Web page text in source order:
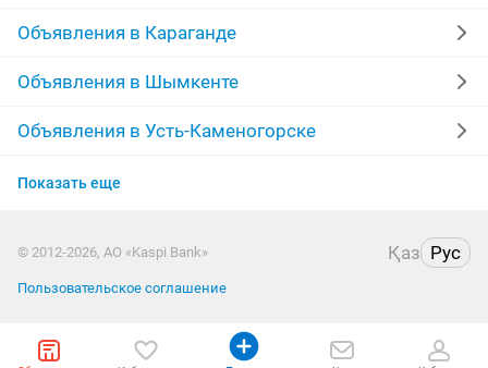
реставрация покраска ремонт реставрация дверей
пошив и реставрация одежды
Объявления в Караганде
Объявления в Шымкенте
Объявления в Усть-Каменогорске
Объявления в Актобе
Объявления в Семее
Показать еще
© 2012-2026, АО «Kaspi Bank» Қаз Рус
Пользовательское соглашение